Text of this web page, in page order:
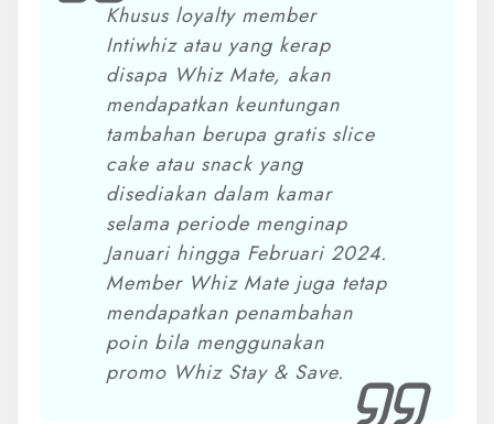
Khusus loyalty member
Intiwhiz atau yang kerap
disapa Whiz Mate, akan
mendapatkan keuntungan
tambahan berupa gratis slice
cake atau snack yang
disediakan dalam kamar
selama periode menginap
Januari hingga Februari 2024.
Member Whiz Mate juga tetap
mendapatkan penambahan
poin bila menggunakan
promo Whiz Stay & Save.